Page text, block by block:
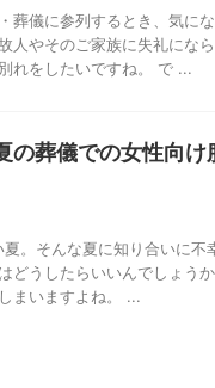
葬儀に参列するとき、気に
人やそのご家族に失礼にな
れをしたいですね。 で ...
の葬儀での女性向け
。そんな夏に知り合いに不
どうしたらいいんでしょう
まいますよね。 ...